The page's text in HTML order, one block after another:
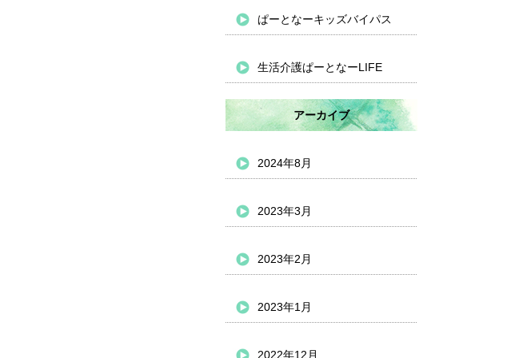
ぱーとなーキッズバイパス
生活介護ぱーとなーLIFE
アーカイブ
2024年8月
2023年3月
2023年2月
2023年1月
2022年12月